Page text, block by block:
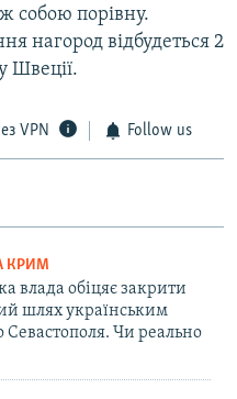
собою порівну.
нагород відбудеться 2
Швеції.
VPN Follow us
КРИМ
влада обіцяє закрити
шлях українським
Севастополя. Чи реально